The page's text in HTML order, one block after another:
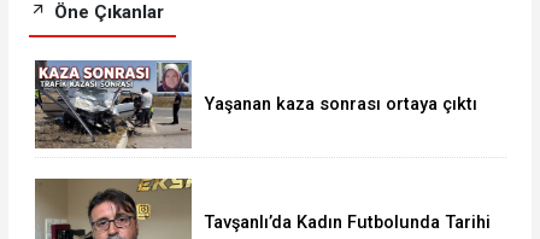
Öne Çıkanlar
Yaşanan kaza sonrası ortaya çıktı
Tavşanlı’da Kadın Futbolunda Tarihi